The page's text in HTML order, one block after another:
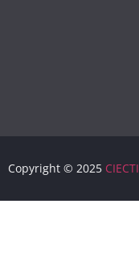
Copyright © 2025 CIECTI